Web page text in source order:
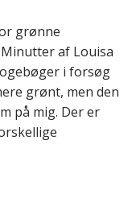
grønne
af Louisa
i forsøg
grønt, men den
på mig. Der er